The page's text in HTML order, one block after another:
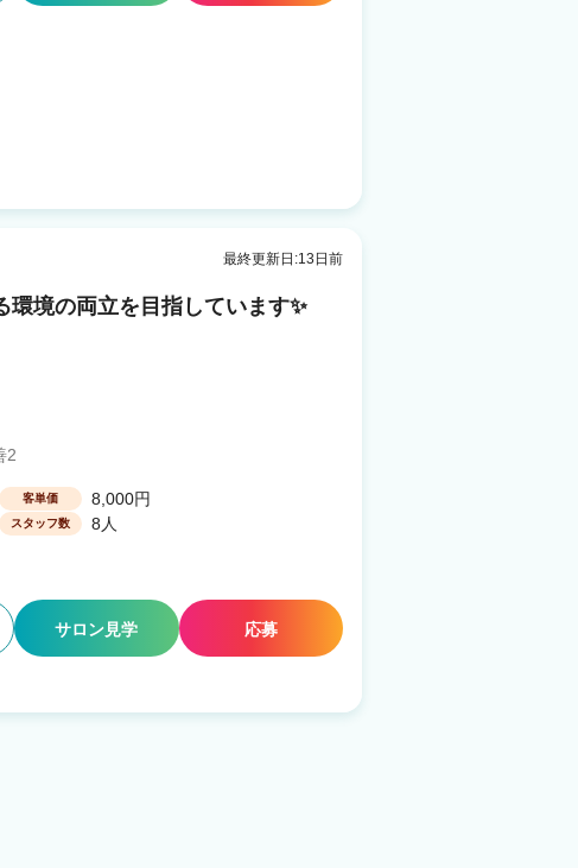
最終更新日:13日前
環境の両立を目指しています✨
2
客単価 8,000円
スタッフ数 8人
サロン見学 応募